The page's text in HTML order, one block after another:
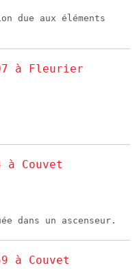
due aux éléments
à Fleurier
Couvet
dans un ascenseur.
à Couvet